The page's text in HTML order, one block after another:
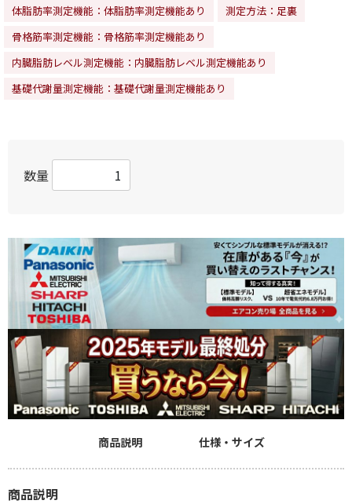
体脂肪率測定機能：体脂肪率測定機能あり
測定方法：足裏
骨格筋率測定機能：骨格筋率測定機能あり
内臓脂肪レベル測定機能：内臓脂肪レベル測定機能あり
基礎代謝量測定機能：基礎代謝量測定機能あり
数量
商品説明 仕様・サイズ
商品説明